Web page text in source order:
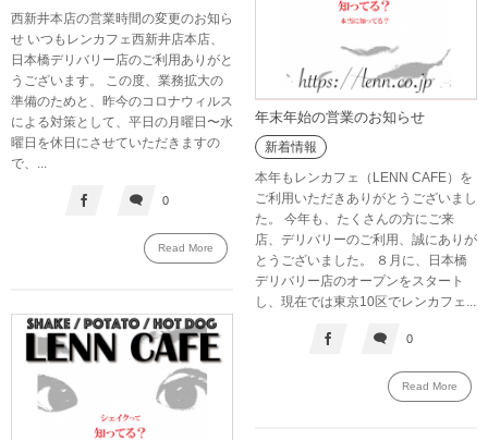
西新井本店の営業時間の変更のお知ら
せ いつもレンカフェ西新井店本店、
日本橋デリバリー店のご利用ありがと
うございます。 この度、業務拡大の
準備のためと、昨今のコロナウィルス
による対策として、平日の月曜日〜水
曜日を休日にさせていただきますの
で、...
0
Read More
年末年始の営業のお知らせ
新着情報
本年もレンカフェ（LENN CAFE）を
ご利用いただきありがとうございまし
た。 今年も、たくさんの方にご来
店、デリバリーのご利用、誠にありが
とうございました。 ８月に、日本橋
デリバリー店のオープンをスタート
し、現在では東京10区でレンカフェ...
0
Read More